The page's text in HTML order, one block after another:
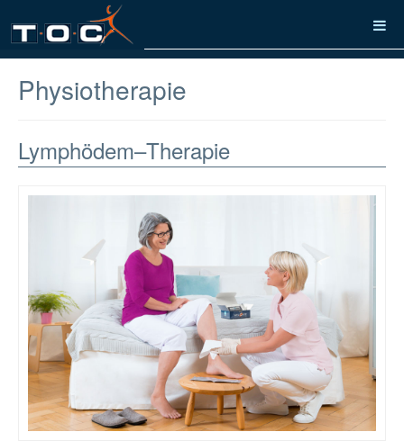
Physiotherapie
Lymphödem–Therapie